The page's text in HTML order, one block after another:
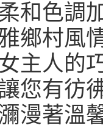
和色調
鄉村風
主人的
您有彷
漫著溫